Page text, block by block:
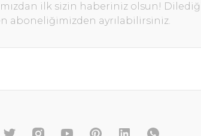
ilk sizin haberiniz olsun!
aboneliğimizden ayrılabilirsiniz.